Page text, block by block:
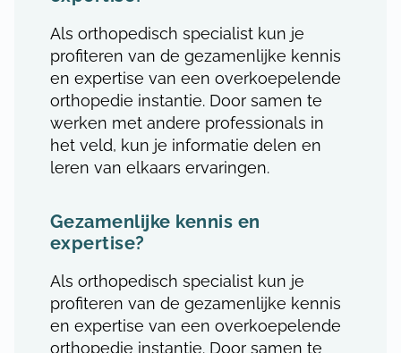
Als orthopedisch specialist kun je
profiteren van de gezamenlijke kennis
en expertise van een overkoepelende
orthopedie instantie. Door samen te
werken met andere professionals in
het veld, kun je informatie delen en
leren van elkaars ervaringen.
Gezamenlijke kennis en
expertise?
Als orthopedisch specialist kun je
profiteren van de gezamenlijke kennis
en expertise van een overkoepelende
orthopedie instantie. Door samen te